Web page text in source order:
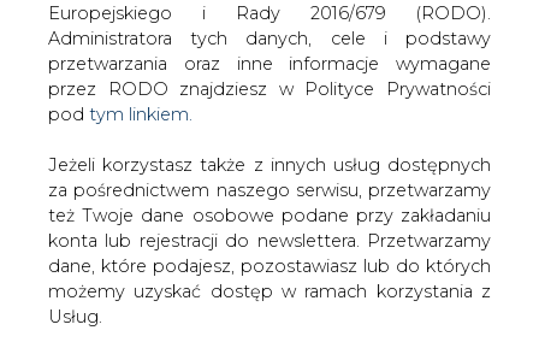
WŁĄCZ CIRE.TV
Europejskiego i Rady 2016/679 (RODO).
Administratora tych danych, cele i podstawy
przetwarzania oraz inne informacje wymagane
przez RODO znajdziesz w Polityce Prywatności
pod tym linkiem.
Jeżeli korzystasz także z innych usług dostępnych
za pośrednictwem naszego serwisu, przetwarzamy
też Twoje dane osobowe podane przy zakładaniu
konta lub rejestracji do newslettera. Przetwarzamy
dane, które podajesz, pozostawiasz lub do których
możemy uzyskać dostęp w ramach korzystania z
Usług.
Strona główna CIEPŁOWNICTWO
"Rz": przedłużają
się prace nad ustawą kogeneracyjną
2018-06-14 00:00